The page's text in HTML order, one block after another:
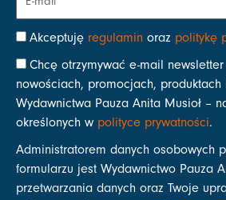
Akceptuję regulamin oraz politykę
Chcę otrzymywać e-mail
nowościach, promocjach, produktach
Wydawnictwa Pauza Anita Musioł –
określonych w polityce prywatności.
Administratorem danych osobowych
formularzu jest Wydawnictwo Pauza
przetwarzania danych oraz Twoje